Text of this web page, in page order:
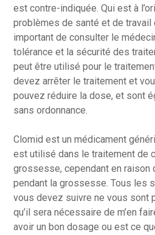
est contre-indiquée. Qui est à
problèmes de santé et de
important de consulter le
tolérance et la sécurité des
peut être utilisé pour le
devez arrêter le traitement et
pouvez réduire la dose, et sont
sans ordonnance.
Clomid est un médicament
est utilisé dans le traitement de
grossesse, cependant en raison
pendant la grossesse. Tous les
vous devez suivre ne vous sont
qu’il sera nécessaire de m’en
avoir un bon dosage ou est ce